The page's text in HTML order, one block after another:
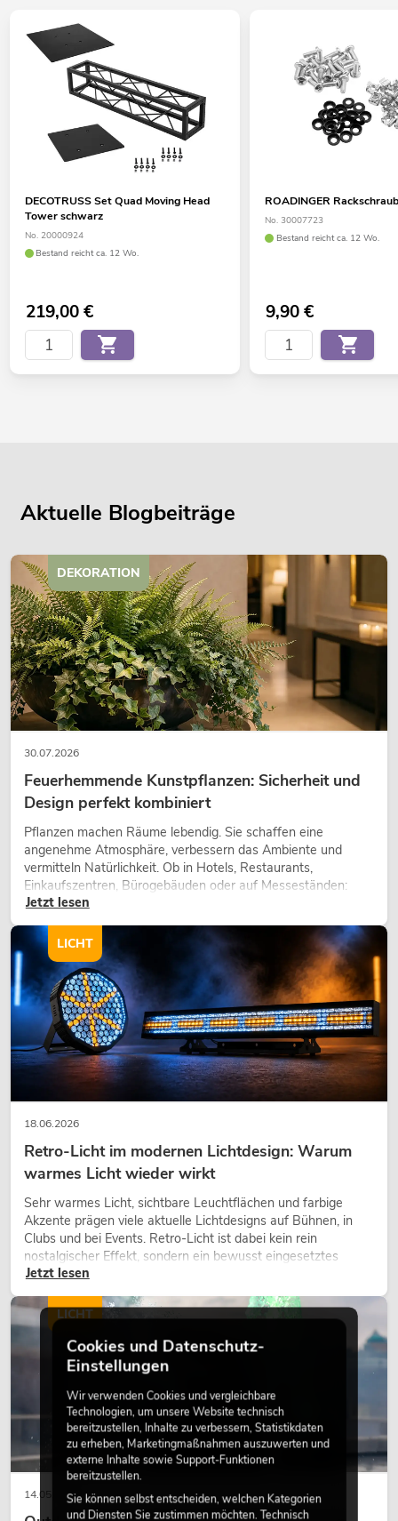
DECOTRUSS Set Quad Moving Head
Tower schwarz
No. 20000924
Bestand reicht ca. 12 Wo.
219,00€
ROADINGER
No. 30007723
Bestand reicht ca. 12 Wo.
9,90€
Aktuelle Blogbeiträge
30.07.2026
Feuerhemmende Kunstpflanzen: Sicherheit und
Design perfekt kombiniert
Pflanzen machen Räume lebendig. Sie schaffen eine
angenehme Atmosphäre, verbessern das Ambiente und
vermitteln Natürlichkeit. Ob in Hotels, Restaurants,
Einkaufszentren, Bürogebäuden oder auf Messeständen:
eine hochwertige Begrünung gehört heute längst zum
Jetzt lesen
DEKORATION
18.06.2026
Retro-Licht im modernen Lichtdesign: Warum
warmes Licht wieder wirkt
Sehr warmes Licht, sichtbare Leuchtflächen und farbige
Akzente prägen viele aktuelle Lichtdesigns auf Bühnen, in
Clubs und bei Events. Retro-Licht ist dabei kein rein
nostalgischer Effekt, sondern ein bewusst eingesetztes
Gestaltungsmittel: Es schafft Atmosphäre, gibt Szenen
wirken lassen.
Jetzt lesen
LICHT
14.05.2026
LICHT
Cookies und Datenschutz-
Einstellungen
Wir verwenden Cookies und vergleichbare
Technologien, um unsere Website technisch
bereitzustellen, Inhalte zu verbessern, Statistikdaten
zu erheben, Marketingmaßnahmen auszuwerten und
externe Inhalte sowie Support-Funktionen
bereitzustellen.
Sie können selbst entscheiden, welchen Kategorien
und Diensten Sie zustimmen möchten. Technisch